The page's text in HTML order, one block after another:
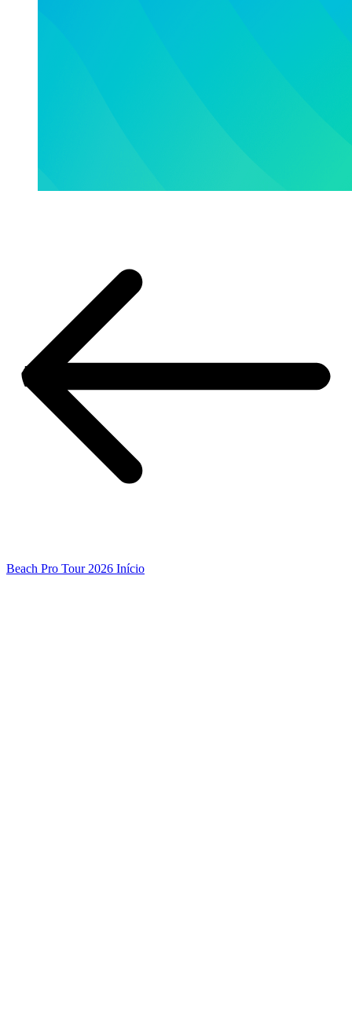
Beach Pro Tour 2026 Início